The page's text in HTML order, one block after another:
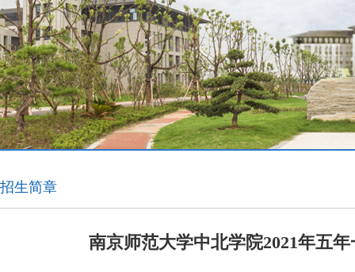
招生简章
南京师范大学中北学院2021年五